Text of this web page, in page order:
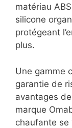
matériau
silicone
protégeant
plus.
Une gamme
garantie de
avantages
marque
chaufante